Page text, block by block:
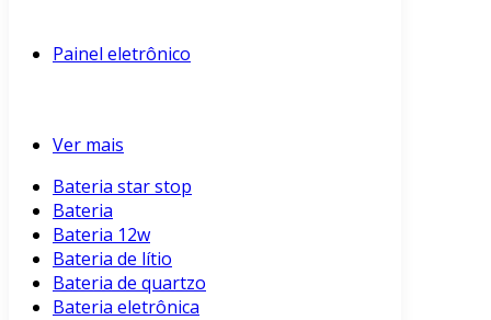
Painel eletrônico
Ver mais
Bateria star stop
Bateria
Bateria 12w
Bateria de lítio
Bateria de quartzo
Bateria eletrônica